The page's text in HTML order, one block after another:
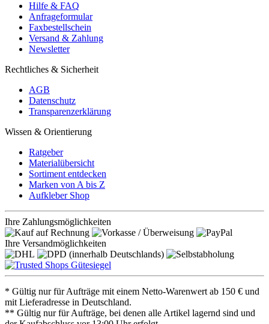
Hilfe & FAQ
Anfrageformular
Faxbestellschein
Versand & Zahlung
Newsletter
Rechtliches & Sicherheit
AGB
Datenschutz
Transparenzerklärung
Wissen & Orientierung
Ratgeber
Materialübersicht
Sortiment entdecken
Marken von A bis Z
Aufkleber Shop
Ihre Zahlungsmöglichkeiten
Ihre Versandmöglichkeiten
* Gültig nur für Aufträge mit einem Netto-Warenwert ab 150 € und
mit Lieferadresse in Deutschland.
** Gültig nur für Aufträge, bei denen alle Artikel lagernd sind und